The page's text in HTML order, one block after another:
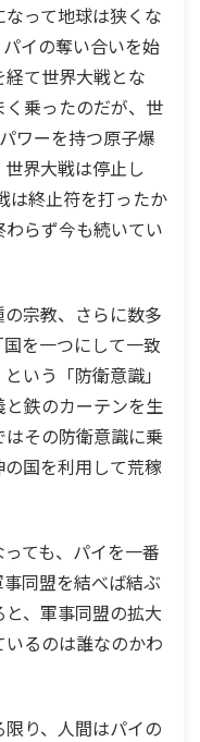
って地球は狭くな
イの奪い合いを始
て世界大戦とな
乗ったのだが、世
ワーを持つ原子爆
界大戦は停止し
は終止符を打ったか
らず今も続いてい
宗教、さらに数多
を一つにして一致
いう「防衛意識」
鉄のカーテンを生
その防衛意識に乗
国を利用して荒稼
ても、パイを一番
同盟を結べば結ぶ
、軍事同盟の拡大
るのは誰なのかわ
り、人間はパイの